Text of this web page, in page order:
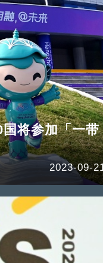
将参加「一带
2023-09-